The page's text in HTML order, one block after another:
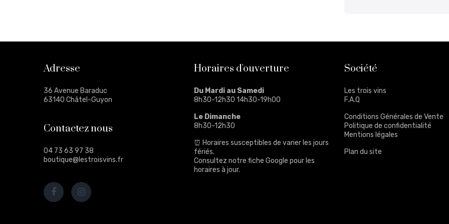
Adresse
36 Avenue Baraduc
63140 Châtel-Guyon
Contactez nous
04 73 63 97 38
boutique@lestroisvins.fr
Horaires d'ouverture
Du Mardi au Samedi
8h30-12h30 14h30-19h00
Le Dimanche
8h30-12h30
⏰ Horaires susceptibles de varier les jours
fériés.
Consultez notre fiche Google pour les
horaires à jour.
Société
Les trois vins
F.A.Q
Conditions Générales de Vente
Politique de confidentialité
Mentions légales
Plan du site